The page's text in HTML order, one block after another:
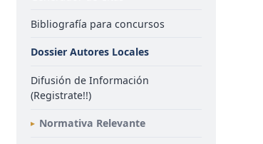
Bibliografía para concursos
Dossier Autores Locales
Difusión de Información
(Registrate!!)
Normativa Relevante